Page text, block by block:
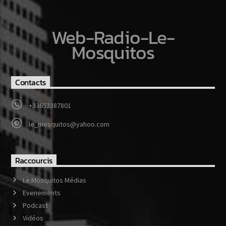
Web-Radio-Le-
Mosquitos
Contacts
+33652387801
le_mosquitos@yahoo.com
Raccourcis
Le Mosquitos Médias
Evenements
Podcast
Vidéos